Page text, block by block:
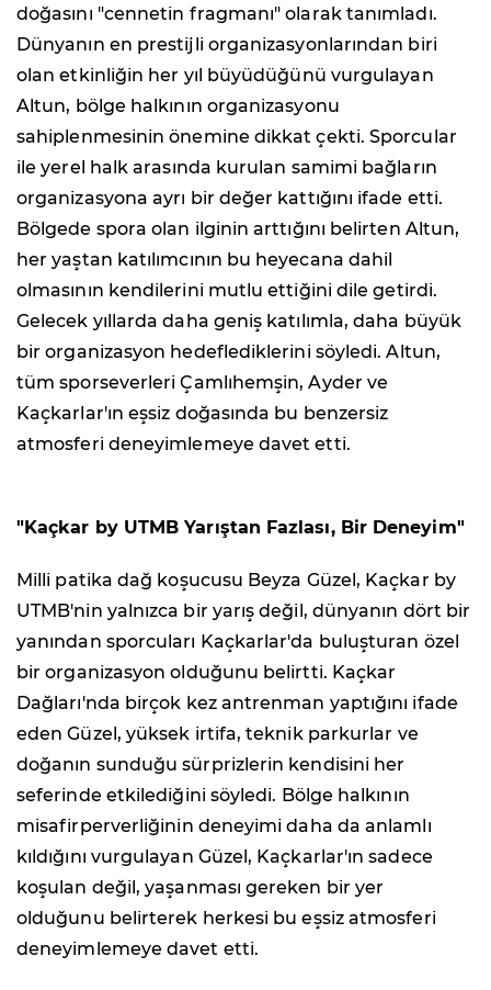
doğasını "cennetin fragmanı" olarak tanımladı.
Dünyanın en prestijli organizasyonlarından biri
olan etkinliğin her yıl büyüdüğünü vurgulayan
Altun, bölge halkının organizasyonu
sahiplenmesinin önemine dikkat çekti. Sporcular
ile yerel halk arasında kurulan samimi bağların
organizasyona ayrı bir değer kattığını ifade etti.
Bölgede spora olan ilginin arttığını belirten Altun,
her yaştan katılımcının bu heyecana dahil
olmasının kendilerini mutlu ettiğini dile getirdi.
Gelecek yıllarda daha geniş katılımla, daha büyük
bir organizasyon hedeflediklerini söyledi. Altun,
tüm sporseverleri Çamlıhemşin, Ayder ve
Kaçkarlar'ın eşsiz doğasında bu benzersiz
atmosferi deneyimlemeye davet etti.
"Kaçkar by UTMB Yarıştan Fazlası, Bir Deneyim"
Milli patika dağ koşucusu Beyza Güzel, Kaçkar by
UTMB'nin yalnızca bir yarış değil, dünyanın dört bir
yanından sporcuları Kaçkarlar'da buluşturan özel
bir organizasyon olduğunu belirtti. Kaçkar
Dağları'nda birçok kez antrenman yaptığını ifade
eden Güzel, yüksek irtifa, teknik parkurlar ve
doğanın sunduğu sürprizlerin kendisini her
seferinde etkilediğini söyledi. Bölge halkının
misafirperverliğinin deneyimi daha da anlamlı
kıldığını vurgulayan Güzel, Kaçkarlar'ın sadece
koşulan değil, yaşanması gereken bir yer
olduğunu belirterek herkesi bu eşsiz atmosferi
deneyimlemeye davet etti.